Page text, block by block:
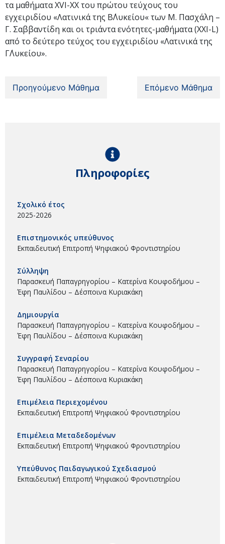
τα μαθήματα XVI-ΧΧ του πρώτου τεύχους του
εγχειριδίου «Λατινικά της Β΄Λυκείου« των Μ. Πασχάλη –
Γ. Σαββαντίδη και οι τριάντα ενότητες-μαθήματα (XXI-L)
από το δεύτερο τεύχος του εγχειριδίου «Λατινικά της
Γ΄Λυκείου».
Προηγούμενο Μάθημα Επόμενο Μάθημα
Πληροφορίες
Σχολικό έτος
2025-2026
Επιστημονικός υπεύθυνος
Εκπαιδευτική Επιτροπή Ψηφιακού Φροντιστηρίου
Σύλληψη
Παρασκευή Παπαγρηγορίου – Κατερίνα Κουφοδήμου –
Έφη Παυλίδου – Δέσποινα Κυριακάκη
Δημιουργία
Παρασκευή Παπαγρηγορίου – Κατερίνα Κουφοδήμου –
Έφη Παυλίδου – Δέσποινα Κυριακάκη
Συγγραφή Σεναρίου
Παρασκευή Παπαγρηγορίου – Κατερίνα Κουφοδήμου –
Έφη Παυλίδου – Δέσποινα Κυριακάκη
Επιμέλεια Περιεχομένου
Εκπαιδευτική Επιτροπή Ψηφιακού Φροντιστηρίου
Επιμέλεια Μεταδεδομένων
Εκπαιδευτική Επιτροπή Ψηφιακού Φροντιστηρίου
Υπεύθυνος Παιδαγωγικού Σχεδιασμού
Εκπαιδευτική Επιτροπή Ψηφιακού Φροντιστηρίου